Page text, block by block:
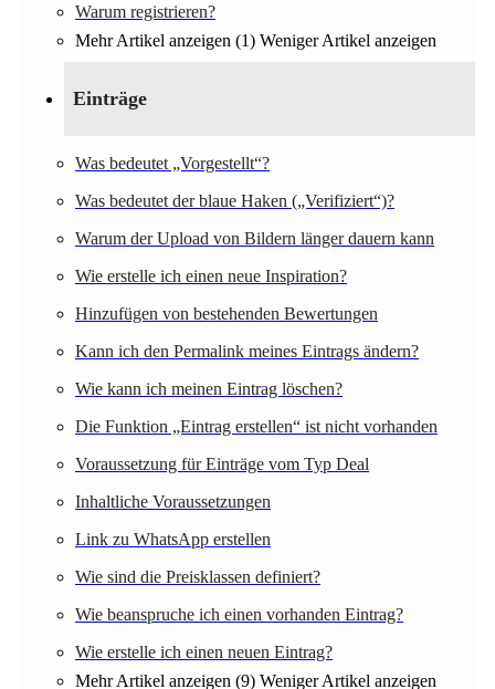
Warum registrieren?
Mehr Artikel anzeigen (1) Weniger Artikel anzeigen
Einträge
Was bedeutet „Vorgestellt“?
Was bedeutet der blaue Haken („Verifiziert“)?
Warum der Upload von Bildern länger dauern kann
Wie erstelle ich einen neue Inspiration?
Hinzufügen von bestehenden Bewertungen
Kann ich den Permalink meines Eintrags ändern?
Wie kann ich meinen Eintrag löschen?
Die Funktion „Eintrag erstellen“ ist nicht vorhanden
Voraussetzung für Einträge vom Typ Deal
Inhaltliche Voraussetzungen
Link zu WhatsApp erstellen
Wie sind die Preisklassen definiert?
Wie beanspruche ich einen vorhanden Eintrag?
Wie erstelle ich einen neuen Eintrag?
Mehr Artikel anzeigen (9) Weniger Artikel anzeigen